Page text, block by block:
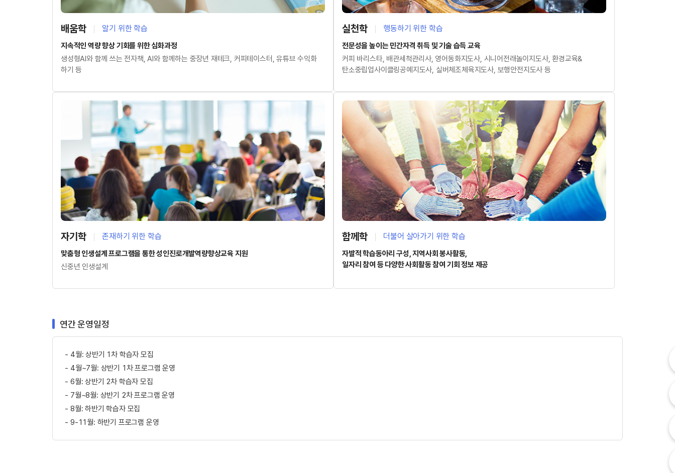
배움학 알기 위한 학습
지속적인 역량 향상 기회를 위한 심화과정
생성형AI와 함께 쓰는 전자책, AI와 함께하는 중장년 재테크, 커피테이스터, 유튜브 수익화
하기 등
실천학 행동하기 위한 학습
전문성을 높이는 민간자격 취득 및 기술 습득 교육
커피 바리스타, 배관세척관리사, 영어동화지도사, 시니어전래놀이지도사, 환경교육&
탄소중립업사이클링공예지도사, 실버체조체육지도사, 보행안전지도사 등
자기학 존재하기 위한 학습
맞춤형 인생설계 프로그램을 통한 성인진로개발역량향상교육 지원
신중년 인생설계
함께학 더불어 살아가기 위한 학습
자발적 학습동아리 구성, 지역사회 봉사활동,
일자리 참여 등 다양한 사회활동 참여 기회 정보 제공
연간 운영일정
4월: 상반기 1차 학습자 모집
4월~7월: 상반기 1차 프로그램 운영
6월: 상반기 2차 학습자 모집
7월~8월: 상반기 2차 프로그램 운영
8월: 하반기 학습자 모집
9-11월: 하반기 프로그램 운영